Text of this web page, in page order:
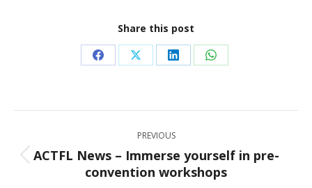
Share this post
Share
Facebook
Share
X
Share
LinkedIn
Share
WhatsApp
navigation
PREVIOUS
Previous
post:
ACTFL News – Immerse yourself in pre-
convention workshops